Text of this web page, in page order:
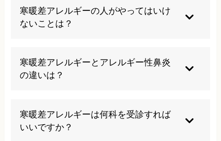
な施術により症状を和らげることが可能です。自
律神経のバランスを整えることで、症状の改善が
期待できます。
寒暖差アレルギーの人がやってはいけ
ないことは？
な生活を控えることが重要です。また、冷たい飲
み物の過度な摂取や薄着での外出も症状を悪化さ
寒暖差アレルギーとアレルギー性鼻炎
の違いは？
れが原因で、特定のアレルゲンは存在しません。
一方、アレルギー性鼻炎は花粉やハウスダストな
どの特定物質が原因となります。
寒暖差アレルギーは何科を受診すれば
いいですか？